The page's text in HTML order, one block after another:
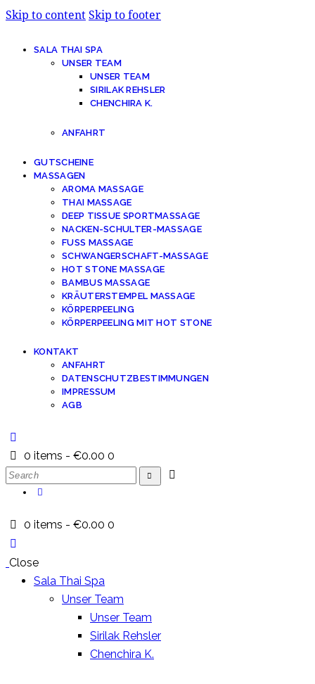
Skip to contentSkip to footer
SALA THAI SPA
UNSER TEAM
UNSER TEAM
SIRILAK REHSLER
CHENCHIRA K.
ANFAHRT
GUTSCHEINE
MASSAGEN
AROMA MASSAGE
THAI MASSAGE
DEEP TISSUE SPORTMASSAGE
NACKEN-SCHULTER-MASSAGE
FUSS MASSAGE
SCHWANGERSCHAFT-MASSAGE
HOT STONE MASSAGE
BAMBUS MASSAGE
KRÄUTERSTEMPEL MASSAGE
KÖRPERPEELING
KÖRPERPEELING MIT HOT STONE
KONTAKT
ANFAHRT
DATENSCHUTZBESTIMMUNGEN
IMPRESSUM
AGB
0 items - €0.00 0
Search
0 items - €0.00 0
Close
Sala Thai Spa
Unser Team
Unser Team
Sirilak Rehsler
Chenchira K.